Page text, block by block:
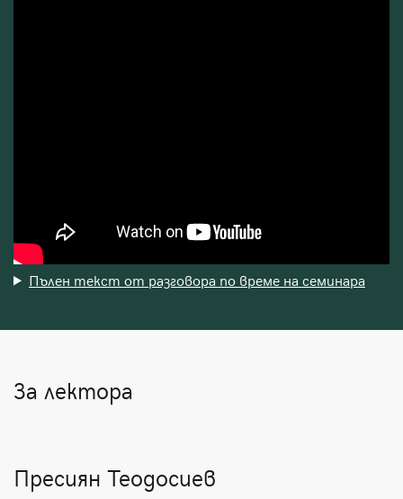
Пълен текст от разговора по време на семинара
За лектора
Пресиян Теодосиев